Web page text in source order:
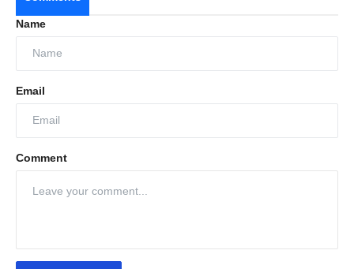
Name
Email
Comment